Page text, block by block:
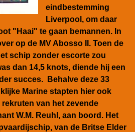
eindbestemming
Liverpool, om daar
"Haai" te gaan bemannen. In
op de MV Abosso II. Toen de
schip zonder escorte zou
dan 14,5 knots, diende hij een
succes. Behalve deze 33
Marine stapten hier ook
van het zevende
W.M. Reuhl, aan boord. Het
van de Britse Elder